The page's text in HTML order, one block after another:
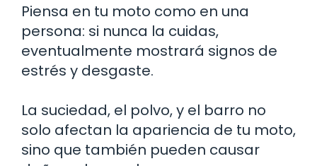
Piensa en tu moto como en una
persona: si nunca la cuidas,
eventualmente mostrará signos de
estrés y desgaste.
La suciedad, el polvo, y el barro no
solo afectan la apariencia de tu moto,
sino que también pueden causar